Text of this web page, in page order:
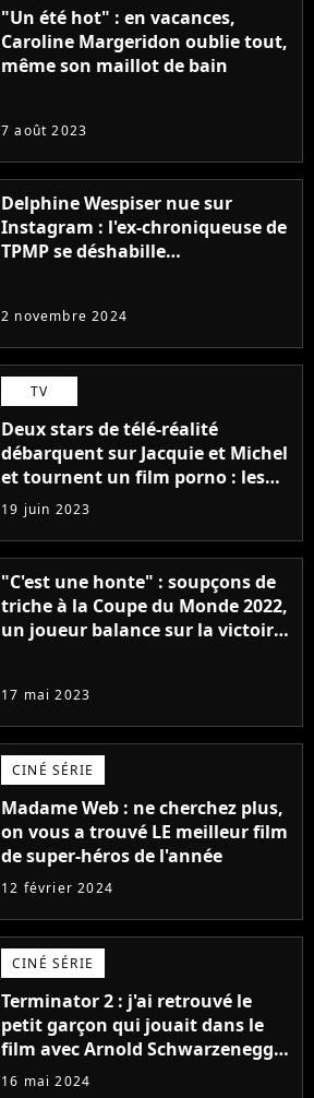
"Un été hot" : en vacances,
Caroline Margeridon oublie tout,
même son maillot de bain
7 août 2023
Delphine Wespiser nue sur
Instagram : l'ex-chroniqueuse de
TPMP se déshabille
monde)
2 novembre 2024
TV
Deux stars de télé-réalité
débarquent sur Jacquie et Michel
et tournent un film porno : les
premières images du tournage
(exclu)
19 juin 2023
"C'est une honte" : soupçons de
triche à la Coupe du Monde 2022,
un joueur balance sur la victoire
17 mai 2023
CINÉ SÉRIE
Madame Web : ne cherchez plus,
on vous a trouvé LE meilleur film
de super-héros de l'année
12 février 2024
CINÉ SÉRIE
Terminator 2 : j'ai retrouvé le
petit garçon qui jouait dans le
film avec Arnold Schwarzenegger
et il a sacrément changé !
16 mai 2024